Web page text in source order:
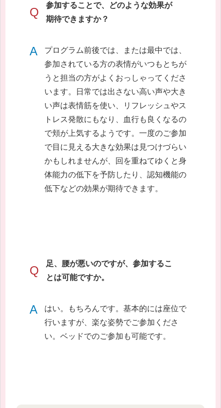
Q
参加することで、どのような効果が
期待できますか？
A
プログラム前後では、または最中では、
参加されている方の表情がいつもとちが
うと担当の方がよくおっしゃってくださ
います。日常では出さない高い声や大き
い声は表情筋を使い、リフレッシュやス
トレス発散にもなり、血行も良くなるの
で頬が上気するようです。一度のご参加
で目に見える大きな効果は見つけづらい
かもしれませんが、回を重ねてゆくと身
体能力の低下を予防したり、認知機能の
低下などの効果が期待できます。
Q
足、腰が悪いのですが、参加するこ
とは可能ですか。
A
はい。もちろんです。基本的には座位で
行いますが、楽な姿勢でご参加くださ
い。ベッドでのご参加も可能です。